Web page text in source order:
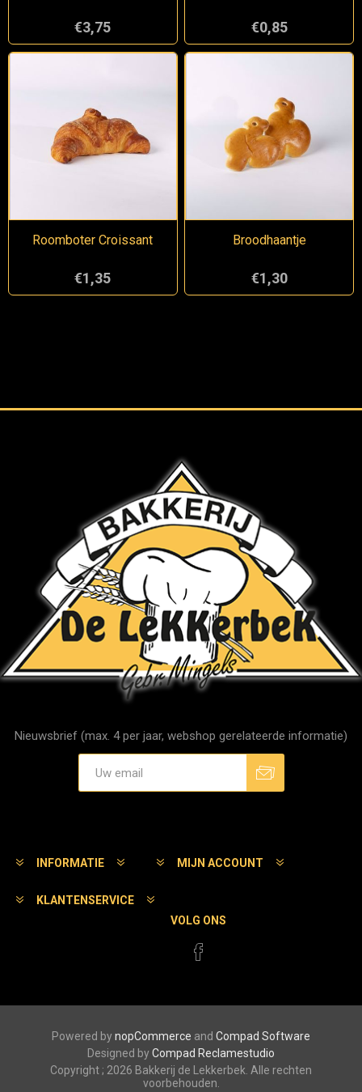
€3,75 €0,85
Roomboter Croissant
€1,35
Broodhaantje
€1,30
Nieuwsbrief (max. 4 per jaar, webshop gerelateerde informatie)
INFORMATIE MIJN ACCOUNT
KLANTENSERVICE
VOLG ONS
Powered bynopCommerce and Compad Software
Designed byCompad Reclamestudio
Copyright ; 2026 Bakkerij de Lekkerbek. Alle rechten
voorbehouden.